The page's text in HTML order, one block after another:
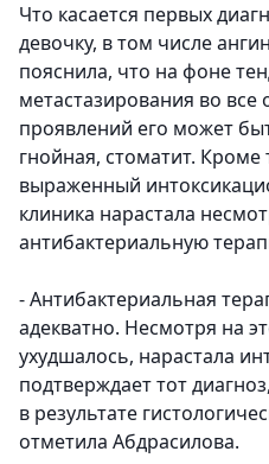
Что касается первых
девочку, в том числе
пояснила, что на фоне
метастазирования во
проявлений его может
гнойная, стоматит. Кроме
выраженный
клиника нарастала
антибактериальную
- Антибактериальная
адекватно. Несмотря на
ухудшалось, нарастала
подтверждает тот
в результате
отметила Абдрасилова.